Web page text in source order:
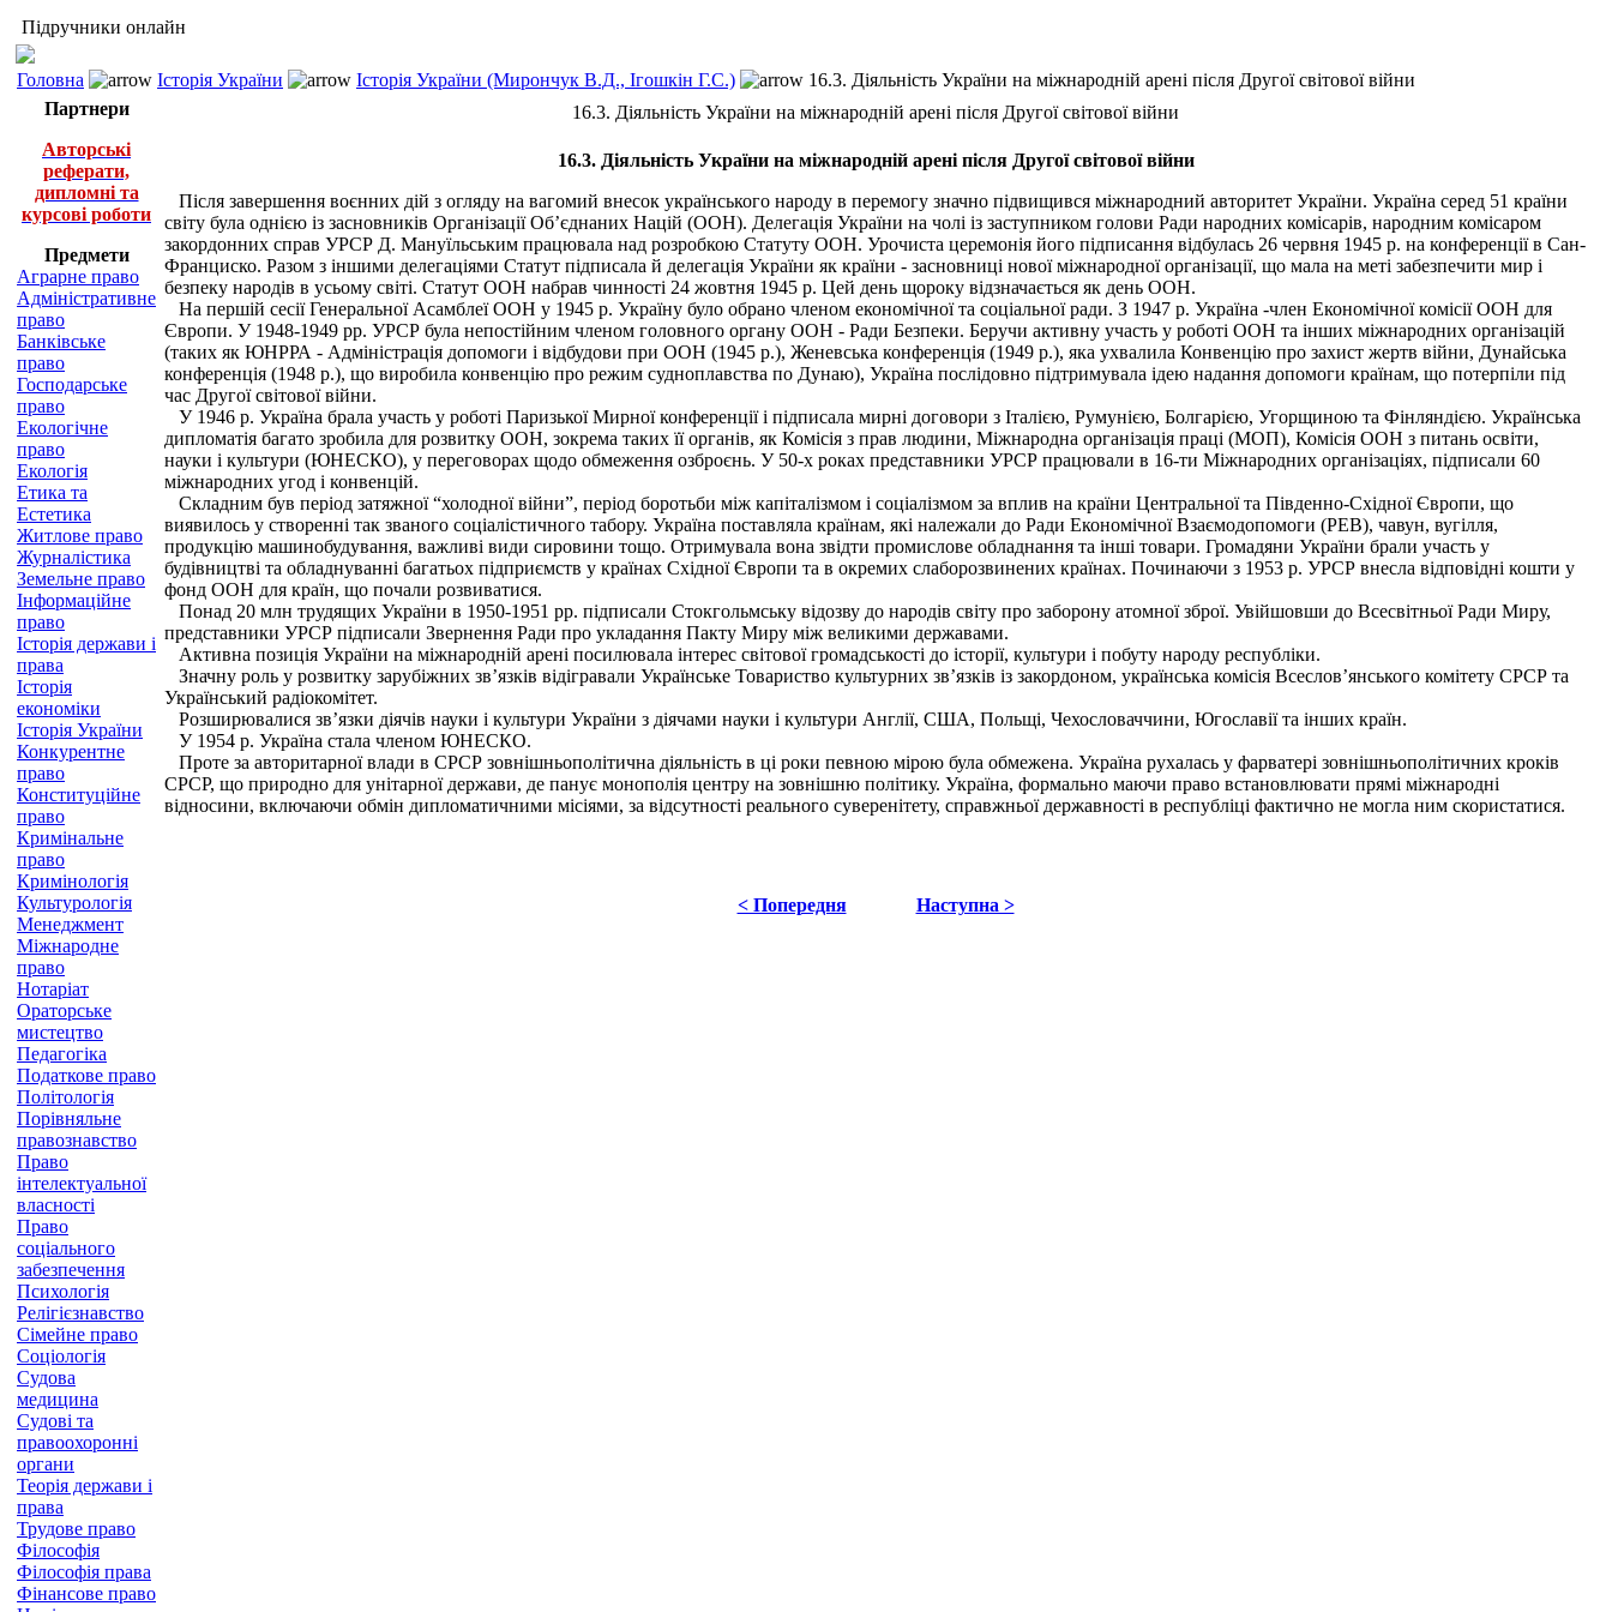
Підручники онлайн
Головна Історія України Історія України (Мирончук В.Д., Ігошкін Г.С.)
16.3. Діяльність України на міжнародній арені після Другої світової війни
Партнери
Авторські
реферати,
дипломні та
курсові роботи
Предмети
Аграрне право
Адміністративне
право
Банківське
право
Господарське
право
Екологічне
право
Екологія
Етика та
Естетика
Житлове право
Журналістика
Земельне право
Інформаційне
право
Історія держави і
права
Історія
економіки
Історія України
Конкурентне
право
Конституційне
право
Кримінальне
право
Кримінологія
Культурологія
Менеджмент
Міжнародне
право
Нотаріат
Ораторське
мистецтво
Педагогіка
Податкове право
Політологія
Порівняльне
правознавство
Право
інтелектуальної
власності
Право
соціального
забезпечення
Психологія
Релігієзнавство
Сімейне право
Соціологія
Судова
медицина
Судові та
правоохоронні
органи
Теорія держави і
права
Трудове право
Філософія
Філософія права
Фінансове право
16.3. Діяльність України на міжнародній арені після Другої світової війни
16.3. Діяльність України на міжнародній арені після Другої світової війни
Після завершення воєнних дій з огляду на вагомий внесок українського народу в перемогу значно підвищився міжнародний авто­ритет України. Україна серед 51 країни
світу була однією із заснов­ників Організації Об’єднаних Націй (OOH). Делегація України на чолі із заступником голови Ради народних комісарів, народним ко­місаром
закордонних справ УРСР Д. Мануїльським працювала над розробкою Статуту OOH. Урочиста церемонія його підписання відбулась 26 червня 1945 р. на конференції в Сан-
Франциско. Разом з іншими делегаціями Статут підписала й делегація України як країни - засновниці нової міжнародної організації, що мала на меті забезпечити мир і
безпеку народів в усьому світі. Статут OOH набрав чинності 24 жовтня 1945 р. Цей день щороку відзначається як день ООН.
На першій сесії Генеральної Асамблеї OOH у 1945 р. Україну було обрано членом економічної та соціальної ради. З 1947 р. Україна -член Економічної комісії OOH для
Європи. У 1948-1949 pp. УРСР була непостійним членом головного органу OOH - Ради Безпеки. Беручи активну участь у роботі OOH та інших міжнародних організацій
(таких як ЮНРРА - Адміністрація допомоги і відбудови при OOH (1945 p.), Женевська конференція (1949 p.), яка ухвалила Конвенцію про захист жертв війни, Дунайська
конференція (1948 p.), що виробила конвенцію про режим судноплавства по Дунаю), Україна послідовно підтримувала ідею надання допомоги країнам, що потерпіли під
час Другої світової війни.
У 1946 р. Україна брала участь у роботі Паризької Мирної кон­ференції і підписала мирні договори з Італією, Румунією, Болгарією, Угорщиною та Фінляндією. Українська
дипломатія багато зробила для розвитку OOH, зокрема таких її органів, як Комісія з прав людини, Міжнародна організація праці (МОП), Комісія OOH з питань освіти,
науки і культури (ЮНЕСКО), у переговорах щодо обмеження озброєнь. У 50-х роках представники УРСР працювали в 16-ти Міжнародних організаціях, підписали 60
міжнародних угод і конвенцій.
Складним був період затяжної “холодної війни”, період боротьби між капіталізмом і соціалізмом за вплив на країни Центральної та Південно-Східної Європи, що
виявилось у створенні так званого со­ціалістичного табору. Україна поставляла країнам, які належали до Ради Економічної Взаємодопомоги (РЕВ), чавун, вугілля,
продукцію машинобудування, важливі види сировини тощо. Отримувала вона звідти промислове обладнання та інші товари. Громадяни України брали участь у
будівництві та обладнуванні багатьох підприємств у країнах Східної Європи та в окремих слаборозвинених країнах. По­чинаючи з 1953 р. УРСР внесла відповідні кошти у
фонд ООН для країн, що почали розвиватися.
Понад 20 млн трудящих України в 1950-1951 pp. підписали Стокгольмську відозву до народів світу про заборону атомної зброї. Увійшовши до Всесвітньої Ради Миру,
представники УРСР підписали Звернення Ради про укладання Пакту Миру між великими державами.
Активна позиція України на міжнародній арені посилювала інтерес світової громадськості до історії, культури і побуту народу республіки.
Значну роль у розвитку зарубіжних зв’язків відігравали Українсь­ке Товариство культурних зв’язків із закордоном, українська комісія Всеслов’янського комітету СРСР та
Український радіокомітет.
Розширювалися зв’язки діячів науки і культури України з діячами науки і культури Англії, США, Польщі, Чехословаччини, Югославії та інших країн.
У 1954 р. Україна стала членом ЮНЕСКО.
Проте за авторитарної влади в СРСР зовнішньополітична діяль­ність в ці роки певною мірою була обмежена. Україна рухалась у фарватері зовнішньополітичних кроків
СРСР, що природно для унітарної держави, де панує монополія центру на зовнішню політику. Україна, формально маючи право встановлювати прямі міжнародні
відносини, включаючи обмін дипломатичними місіями, за відсутно­сті реального суверенітету, справжньої державності в республіці фактично не могла ним скористатися.
< Попередня Наступна >